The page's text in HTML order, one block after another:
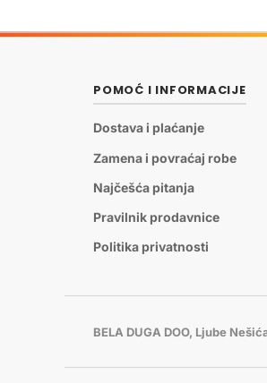
POMOĆ I INFORMACIJE
Dostava i plaćanje
Zamena i povraćaj robe
Najčešća pitanja
Pravilnik prodavnice
Politika privatnosti
BELA DUGA DOO, Ljube